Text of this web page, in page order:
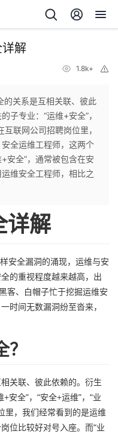
解
1.8k+
的关系是互相关联、彼此
子专业：“运维+安全”，
互联网公司招聘岗位里，
全运维工程师，这两个
安全”，通常被包含在安
维安全工程师，相比之
详解
安全漏洞的涌现，运维与安
的重视程度越来越高，出
客、白帽子忙于挖掘运维安
时间无数漏洞纷至沓来，
关联、彼此依赖的。衍生
安全”，“安全+运维”，“业
里，我们经常看到的是运维
位比较好对号入座。而“业